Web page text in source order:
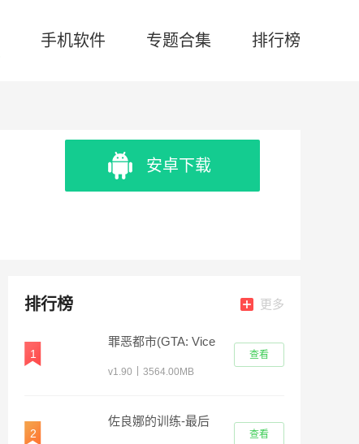
手机软件 专题合集 排行榜
安卓下载
排行榜 更多
1
罪恶都市(GTA: Vice
v1.90 3564.00MB
查看
2
佐良娜的训练-最后
查看